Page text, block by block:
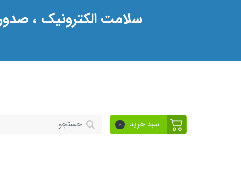
سلامت الکترونیک ،
سبد خرید 0